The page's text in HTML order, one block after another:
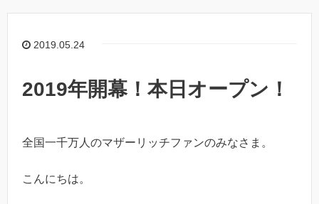
2019.05.24
2019年開幕！本日オープン！
全国一千万人のマザーリッチファンのみなさま。
こんにちは。